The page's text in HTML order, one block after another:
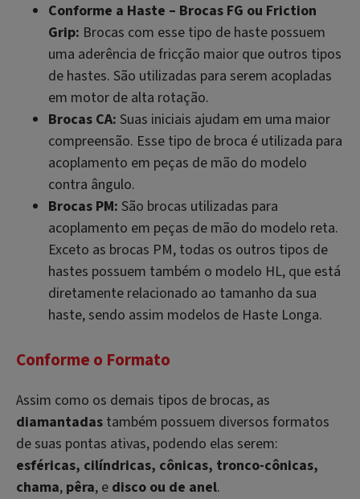
Conforme a Haste – Brocas FG ou Friction
Grip: Brocas com esse tipo de haste possuem
uma aderência de fricção maior que outros tipos
de hastes. São utilizadas para serem acopladas
em motor de alta rotação.
Brocas CA: Suas iniciais ajudam em uma maior
compreensão. Esse tipo de broca é utilizada para
acoplamento em peças de mão do modelo
contra ângulo.
Brocas PM: São brocas utilizadas para
acoplamento em peças de mão do modelo reta.
Exceto as brocas PM, todas os outros tipos de
hastes possuem também o modelo HL, que está
diretamente relacionado ao tamanho da sua
haste, sendo assim modelos de Haste Longa.
Conforme o Formato
Assim como os demais tipos de brocas, as
diamantadas também possuem diversos formatos
de suas pontas ativas, podendo elas serem:
esféricas, cilíndricas, cônicas, tronco-cônicas,
chama, pêra, e disco ou de anel.